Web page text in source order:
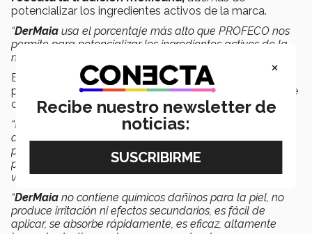
potencializar los ingredientes activos de la marca.
“DerMaia usa el porcentaje más alto que PROFECO nos
permite para potencializar los ingredientes activos de la
marca y no son probados en animales”.
Emilio asegura que los productos desarrollados son
para todo tipo de piel por los ingredientes naturales que
contienen.
“He recibido muchos comentarios acerca de las cremas
de
DerMaia,sobre todo de gente con sensibilidad en la
piel, por ejemplo, diabéticos con resequedad en las
piernas y comezón, quienes a raíz de utilizar el producto
ven una mejoría,
“DerMaia no contiene químicos dañinos para la piel, no
produce irritación ni efectos secundarios, es fácil de
aplicar, se absorbe rápidamente, es eficaz, altamente
×
Recibe nuestro newsletter de
noticias: